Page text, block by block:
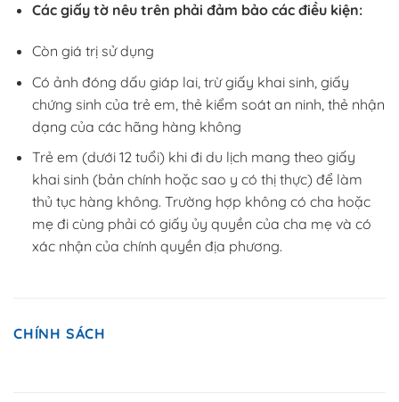
Các giấy tờ nêu trên phải đảm bảo các điều kiện:
Còn giá trị sử dụng
Có ảnh đóng dấu giáp lai, trừ giấy khai sinh, giấy
chứng sinh của trẻ em, thẻ kiểm soát an ninh, thẻ nhận
dạng của các hãng hàng không
Trẻ em (dưới 12 tuổi) khi đi du lịch mang theo giấy
khai sinh (bản chính hoặc sao y có thị thực) để làm
thủ tục hàng không. Trường hợp không có cha hoặc
mẹ đi cùng phải có giấy ủy quyền của cha mẹ và có
xác nhận của chính quyền địa phương.
CHÍNH SÁCH